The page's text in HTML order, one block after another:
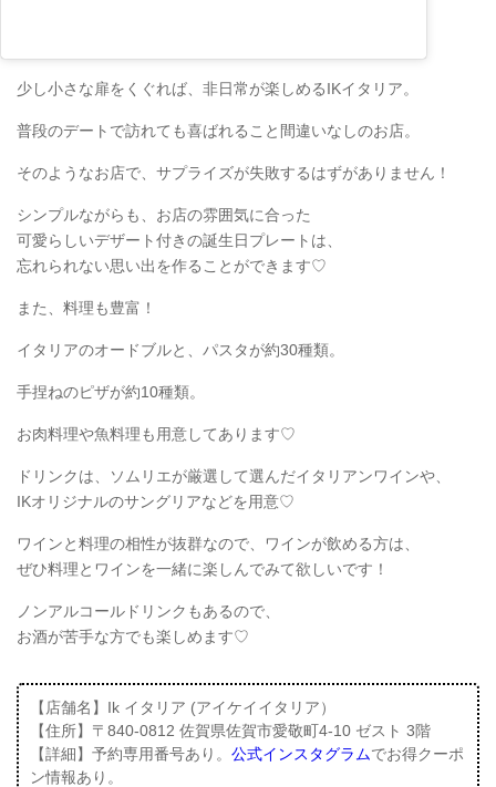
少し小さな扉をくぐれば、非日常が楽しめるIKイタリア。
普段のデートで訪れても喜ばれること間違いなしのお店。
そのようなお店で、サプライズが失敗するはずがありません！
シンプルながらも、お店の雰囲気に合った
可愛らしいデザート付きの誕生日プレートは、
忘れられない思い出を作ることができます♡
また、料理も豊富！
イタリアのオードブルと、パスタが約30種類。
手捏ねのピザが約10種類。
お肉料理や魚料理も用意してあります♡
ドリンクは、ソムリエが厳選して選んだイタリアンワインや、
IKオリジナルのサングリアなどを用意♡
ワインと料理の相性が抜群なので、ワインが飲める方は、
ぜひ料理とワインを一緒に楽しんでみて欲しいです！
ノンアルコールドリンクもあるので、
お酒が苦手な方でも楽しめます♡
【店舗名】Ik イタリア (アイケイイタリア）
【住所】〒840-0812 佐賀県佐賀市愛敬町4-10 ゼスト 3階
【詳細】予約専用番号あり。 公式インスタグラムでお得クーポ
ン情報あり。